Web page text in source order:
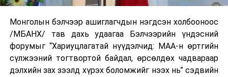
Монголын бэлчээр ашиглагчдын нэгдсэн холбооноос
/МБАНХ/ тав дахь удаагаа Бэлчээрийн үндэсний
форумыг “Хариуцлагатай нүүдэлчид: МАА-н өртгийн
сүлжээний тогтвортой байдал, өрсөлдөх чадвараар
дэлхийн зах зээлд хүрэх боломжийг нээх нь” сэдвийн